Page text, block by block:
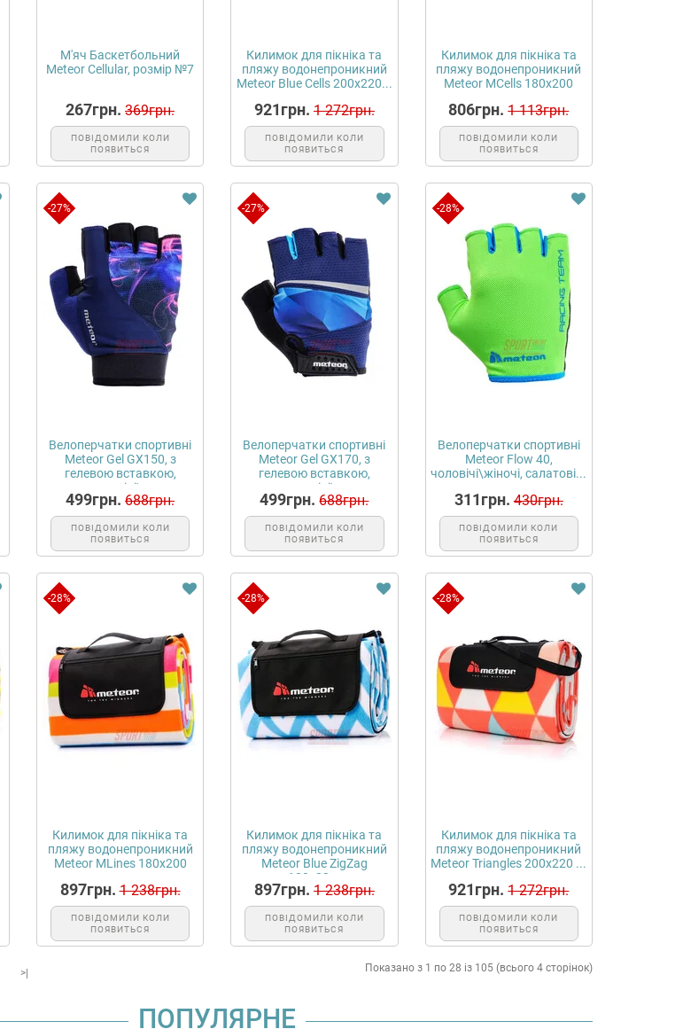
М'яч Баскетбольний
Meteor Cellular, розмір №7
267грн. 369грн.
ПОВІДОМИЛИ КОЛИ
ПОЯВИТЬСЯ
Килимок для пікніка та
пляжу водонепроникний
Meteor Blue Cells 200х220...
921грн. 1 272грн.
ПОВІДОМИЛИ КОЛИ
ПОЯВИТЬСЯ
Килимок для пікніка та
пляжу водонепроникний
Meteor MCells 180х200
806грн. 1 113грн.
ПОВІДОМИЛИ КОЛИ
ПОЯВИТЬСЯ
-27%
Велоперчатки спортивні
Meteor Gel GX150, з
гелевою вставкою,
чоловічі\...
499грн. 688грн.
ПОВІДОМИЛИ КОЛИ
ПОЯВИТЬСЯ
-27%
Велоперчатки спортивні
Meteor Gel GX170, з
гелевою вставкою,
чоловічі\...
499грн. 688грн.
ПОВІДОМИЛИ КОЛИ
ПОЯВИТЬСЯ
-28%
Велоперчатки спортивні
Meteor Flow 40,
чоловічі\жіночі, салатові...
311грн. 430грн.
ПОВІДОМИЛИ КОЛИ
ПОЯВИТЬСЯ
-28%
Килимок для пікніка та
пляжу водонепроникний
Meteor MLines 180х200
897грн. 1 238грн.
ПОВІДОМИЛИ КОЛИ
ПОЯВИТЬСЯ
-28%
Килимок для пікніка та
пляжу водонепроникний
Meteor Blue ZigZag
180х20...
897грн. 1 238грн.
ПОВІДОМИЛИ КОЛИ
ПОЯВИТЬСЯ
-28%
Килимок для пікніка та
пляжу водонепроникний
Meteor Triangles 200х220 ...
921грн. 1 272грн.
ПОВІДОМИЛИ КОЛИ
ПОЯВИТЬСЯ
>| Показано з 1 по 28 із 105 (всього 4 сторінок)
ПОПУЛЯРНЕ